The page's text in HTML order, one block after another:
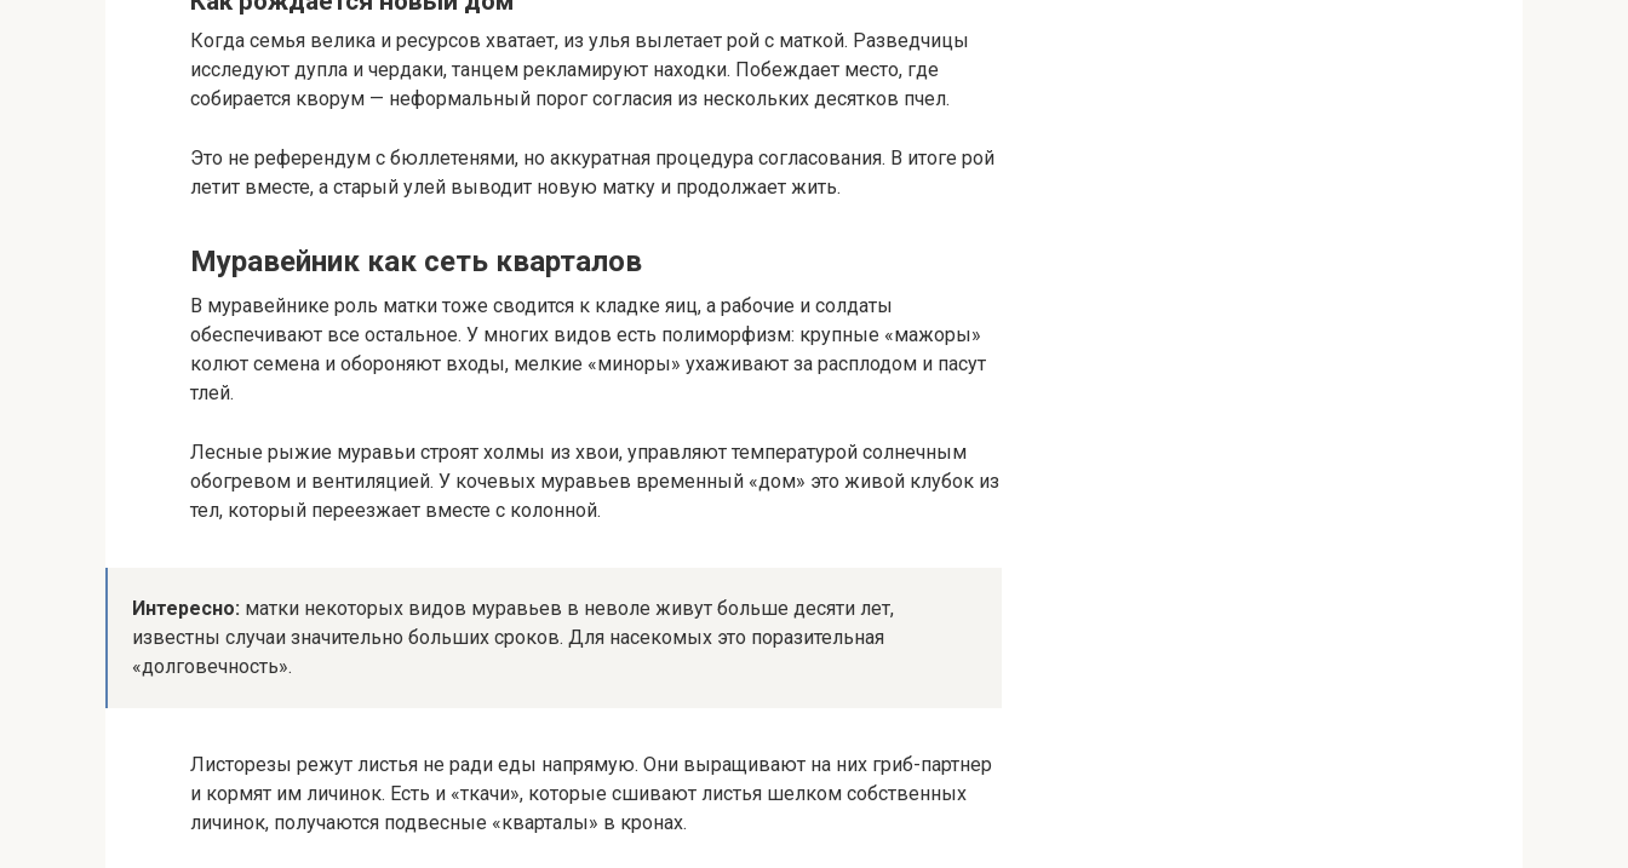
Когда семья велика и ресурсов хватает, из улья вылетает рой с маткой. Разведчицы
исследуют дупла и чердаки, танцем рекламируют находки. Побеждает место, где
собирается кворум — неформальный порог согласия из нескольких десятков пчел.
Это не референдум с бюллетенями, но аккуратная процедура согласования. В итоге рой
летит вместе, а старый улей выводит новую матку и продолжает жить.
Муравейник как сеть кварталов
В муравейнике роль матки тоже сводится к кладке яиц, а рабочие и солдаты
обеспечивают все остальное. У многих видов есть полиморфизм: крупные «мажоры»
колют семена и обороняют входы, мелкие «миноры» ухаживают за расплодом и пасут
тлей.
Лесные рыжие муравьи строят холмы из хвои, управляют температурой солнечным
обогревом и вентиляцией. У кочевых муравьев временный «дом» это живой клубок из
тел, который переезжает вместе с колонной.
Интересно: матки некоторых видов муравьев в неволе живут больше десяти лет,
известны случаи значительно больших сроков. Для насекомых это поразительная
«долговечность».
Листорезы режут листья не ради еды напрямую. Они выращивают на них гриб-партнер
и кормят им личинок. Есть и «ткачи», которые сшивают листья шелком собственных
личинок, получаются подвесные «кварталы» в кронах.